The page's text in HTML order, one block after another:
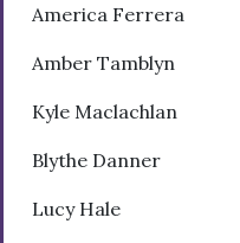
America Ferrera
Amber Tamblyn
Kyle Maclachlan
Blythe Danner
Lucy Hale